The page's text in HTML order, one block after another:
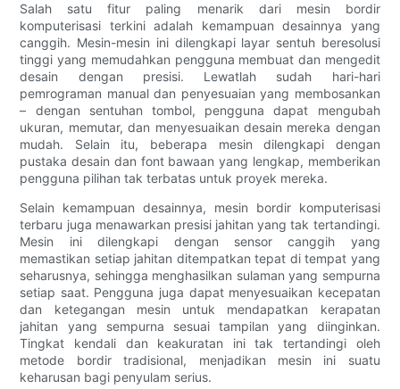
Salah satu fitur paling menarik dari mesin bordir
komputerisasi terkini adalah kemampuan desainnya yang
canggih. Mesin-mesin ini dilengkapi layar sentuh beresolusi
tinggi yang memudahkan pengguna membuat dan mengedit
desain dengan presisi. Lewatlah sudah hari-hari
pemrograman manual dan penyesuaian yang membosankan
– dengan sentuhan tombol, pengguna dapat mengubah
ukuran, memutar, dan menyesuaikan desain mereka dengan
mudah. Selain itu, beberapa mesin dilengkapi dengan
pustaka desain dan font bawaan yang lengkap, memberikan
pengguna pilihan tak terbatas untuk proyek mereka.
Selain kemampuan desainnya, mesin bordir komputerisasi
terbaru juga menawarkan presisi jahitan yang tak tertandingi.
Mesin ini dilengkapi dengan sensor canggih yang
memastikan setiap jahitan ditempatkan tepat di tempat yang
seharusnya, sehingga menghasilkan sulaman yang sempurna
setiap saat. Pengguna juga dapat menyesuaikan kecepatan
dan ketegangan mesin untuk mendapatkan kerapatan
jahitan yang sempurna sesuai tampilan yang diinginkan.
Tingkat kendali dan keakuratan ini tak tertandingi oleh
metode bordir tradisional, menjadikan mesin ini suatu
keharusan bagi penyulam serius.